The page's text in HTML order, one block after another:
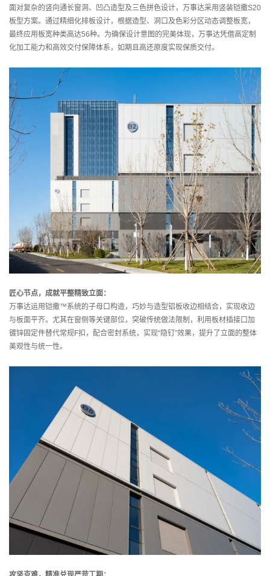
面对复杂的竖向通长窗洞、凹凸造型及三色拼色设计，万事达采用竖装铠撒S20
板型方案。通过精细化排板设计，根据造型、洞口及色彩分区动态调整板宽，
最终应用板宽种类高达56种。为确保设计意图的完美体现，万事达凭借高定制
化加工能力和高效交付保障体系，如期且高还原度实现保质交付。
匠心节点，成就平整精致立面：
万事达运用铠撒™系统的子母口构造，巧妙与造型铝板收边相结合，实现收边
与板面平齐。尤其在窗侧等关键部位，突破传统做法限制，利用板材插接口加
镀锌固定件替代常规F扣，配合密封系统，实现“隐钉”效果，提升了立面的整体
美观性与统一性。